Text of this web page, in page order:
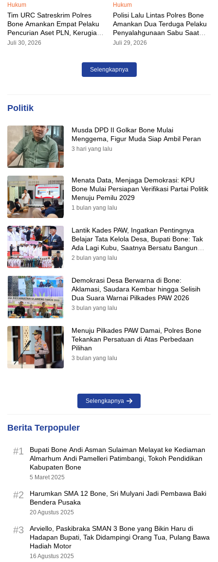
Hukum
Tim URC Satreskrim Polres
Bone Amankan Empat Pelaku
Pencurian Aset PLN, Kerugian
Ditaksir Capai Rp 3 Milyar
Juli 30, 2026
Hukum
Polisi Lalu Lintas Polres Bone
Amankan Dua Terduga Pelaku
Penyalahgunaan Sabu Saat
Razia Kendaraan
Juli 29, 2026
Selengkapnya
Politik
Musda DPD II Golkar Bone Mulai
Menggema, Figur Muda Siap Ambil Peran
3 hari yang lalu
Menata Data, Menjaga Demokrasi: KPU
Bone Mulai Persiapan Verifikasi Partai Politik
Menuju Pemilu 2029
1 bulan yang lalu
Lantik Kades PAW, Ingatkan Pentingnya
Belajar Tata Kelola Desa, Bupati Bone: Tak
Ada Lagi Kubu, Saatnya Bersatu Bangun
Desa
2 bulan yang lalu
Demokrasi Desa Berwarna di Bone:
Aklamasi, Saudara Kembar hingga Selisih
Dua Suara Warnai Pilkades PAW 2026
3 bulan yang lalu
Menuju Pilkades PAW Damai, Polres Bone
Tekankan Persatuan di Atas Perbedaan
Pilihan
3 bulan yang lalu
Selengkapnya
Berita Terpopuler
#1
Bupati Bone Andi Asman Sulaiman Melayat ke Kediaman
Almarhum Andi Pamelleri Patimbangi, Tokoh Pendidikan
Kabupaten Bone
5 Maret 2025
#2
Harumkan SMA 12 Bone, Sri Mulyani Jadi Pembawa Baki
Bendera Pusaka
20 Agustus 2025
#3
Arviello, Paskibraka SMAN 3 Bone yang Bikin Haru di
Hadapan Bupati, Tak Didampingi Orang Tua, Pulang Bawa
Hadiah Motor
16 Agustus 2025